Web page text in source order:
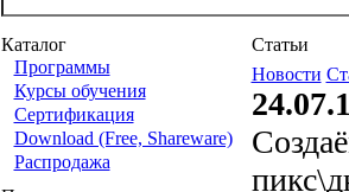
Каталог
Программы
Курсы обучения
Сертификация
Download (Free, Shareware)
Распродажа
Статьи
Новости